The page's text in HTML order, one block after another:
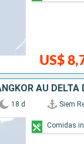
US$
18 d Siem
Comidas